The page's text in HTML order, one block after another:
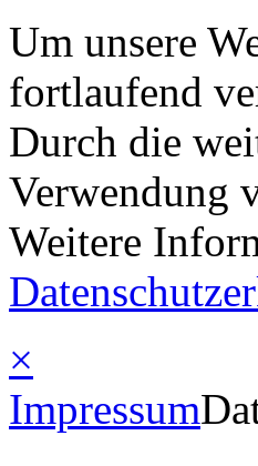
Um unsere
fortlaufend
Durch die
Verwendung
Weitere
×
Impressum